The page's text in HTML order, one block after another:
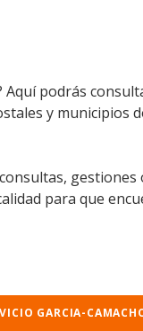
Aquí podrás
y municipios
para que
GARCIA-